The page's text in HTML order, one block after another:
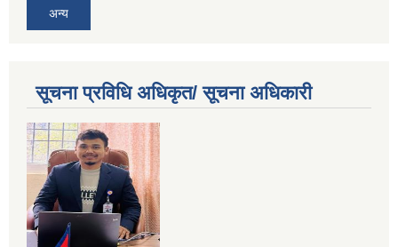
अन्य
सूचना प्रविधि अधिकृत/ सूचना अधिकारी